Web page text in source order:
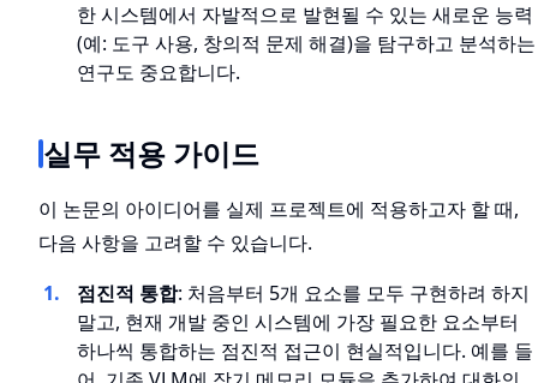
한 시스템에서 자발적으로 발현될 수 있는 새로운 능력
(예: 도구 사용, 창의적 문제 해결)을 탐구하고 분석하는
연구도 중요합니다.
실무 적용 가이드
이 논문의 아이디어를 실제 프로젝트에 적용하고자 할 때,
다음 사항을 고려할 수 있습니다.
점진적 통합: 처음부터 5개 요소를 모두 구현하려 하지
말고, 현재 개발 중인 시스템에 가장 필요한 요소부터
하나씩 통합하는 점진적 접근이 현실적입니다. 예를 들